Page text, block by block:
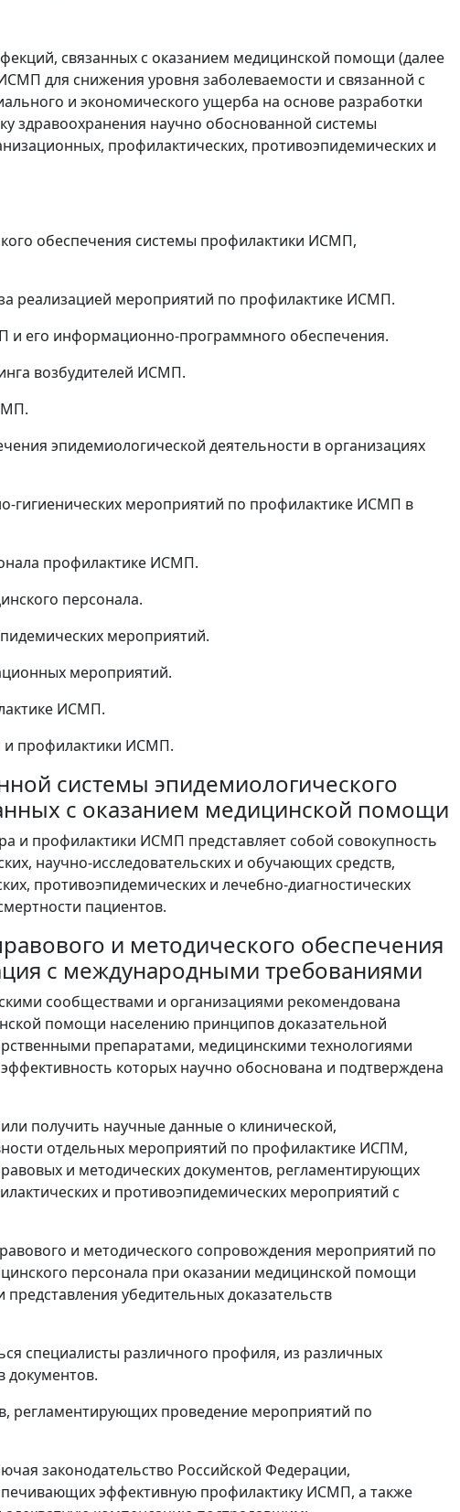
связанных с оказанием медицинской помощи (далее
для снижения уровня заболеваемости и связанной с
и экономического ущерба на основе разработки
здравоохранения научно обоснованной системы
профилактических, противоэпидемических и
обеспечения системы профилактики ИСМП,
реализацией мероприятий по профилактике ИСМП.
и его информационно-программного обеспечения.
возбудителей ИСМП.
эпидемиологической деятельности в организациях
гигиенических мероприятий по профилактике ИСМП в
профилактике ИСМП.
персонала.
мероприятий.
мероприятий.
ИСМП.
и профилактики ИСМП.
системы эпидемиологического
с оказанием медицинской помощи
и профилактики ИСМП представляет собой совокупность
научно-исследовательских и обучающих средств,
противоэпидемических и лечебно-диагностических
пациентов.
и методического обеспечения
с международными требованиями
сообществами и организациями рекомендована
помощи населению принципов доказательной
препаратами, медицинскими технологиями
которых научно обоснована и подтверждена
получить научные данные о клинической,
отдельных мероприятий по профилактике ИСПМ,
и методических документов, регламентирующих
и противоэпидемических мероприятий с
и методического сопровождения мероприятий по
персонала при оказании медицинской помощи
убедительных доказательств
специалисты различного профиля, из различных
документов.
регламентирующих проведение мероприятий по
законодательство Российской Федерации,
эффективную профилактику ИСМП, а также